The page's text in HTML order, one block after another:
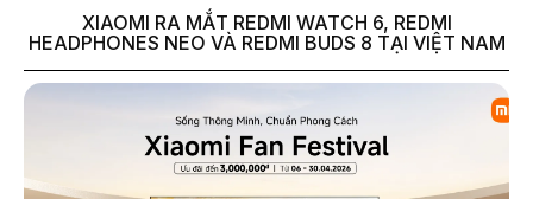
XIAOMI RA MẮT REDMI WATCH 6, REDMI
HEADPHONES NEO VÀ REDMI BUDS 8 TẠI VIỆT NAM